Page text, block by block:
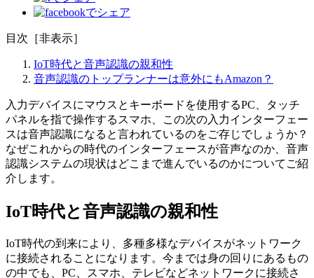
目次 ［非表示］
IoT時代と音声認識の親和性
音声認識のトップランナーは意外にもAmazon？
入力デバイスにマウスとキーボードを使用するPC、タッチ
パネルを指で操作するスマホ、この次の入力インターフェー
スは音声認識になると言われているのをご存じでしょうか？
なぜこれからの時代のインターフェースが音声なのか、音声
認識システムの現状はどこまで進んでいるのかについてご紹
介します。
IoT時代と音声認識の親和性
IoT時代の到来により、多種多様なデバイスがネットワーク
に接続されることになります。今までは身の回りにあるもの
の中でも、PC、スマホ、テレビなどネットワークに接続さ